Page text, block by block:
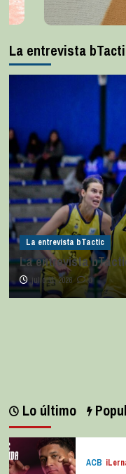
La entrevista
La entrevista bTactic
La entrevista
julio 11, 2026 0
Lo último
ACB